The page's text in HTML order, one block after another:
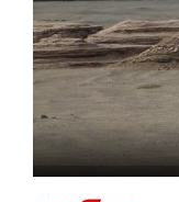
新疆塔城